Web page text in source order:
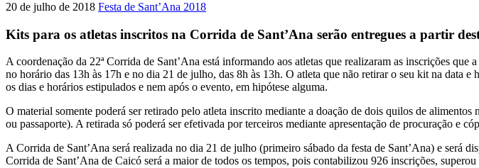
20 de julho de 2018 Festa de Sant’Ana 2018
Kits para os atletas inscritos na Corrida de Sant’Ana serão entregues a partir
A coordenação da 22ª Corrida de Sant’Ana está informando aos atletas que realizaram as inscrições
no horário das 13h às 17h e no dia 21 de julho, das 8h às 13h. O atleta que não retirar o seu kit na data
os dias e horários estipulados e nem após o evento, em hipótese alguma.
O material somente poderá ser retirado pelo atleta inscrito mediante a doação de dois quilos de
ou passaporte). A retirada só poderá ser efetivada por terceiros mediante apresentação de procuração e
A Corrida de Sant’Ana será realizada no dia 21 de julho (primeiro sábado da festa de Sant’Ana) e será
Corrida de Sant’Ana de Caicó será a maior de todos os tempos, pois contabilizou 926 inscrições,